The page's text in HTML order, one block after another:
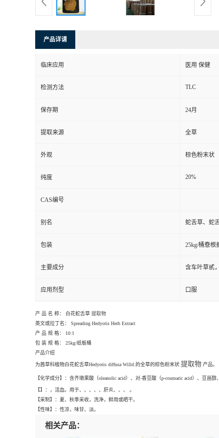
产品详请
临床应用 医用 保健
检测方法 TLC
保存期 24月
提取来源 全草
外观 棕色粉末状
纯度 20%
CAS编号
别名 蛇舌草、蛇
包装 25kg/桶憃根
主要成分 含车叶草甙
应用剂型 口服
产 品 名 称： 白花蛇舌草 提取物
英文或拉丁名： Spreading Hedyotis Herb Extract
产 品 规 格： 10:1
包 装 规 格： 25kg/纸板桶
产品介绍
为茜草科植物白花蛇舌草Hedyotis diffusa Willd.的全草的棕色粉末状 提取物 产品。
【化学成分】：含齐墩果酸（oleanolic acid）、对-香豆酸（p-coumaric acid）、豆甾
【】：，活血。用于、、、、、肝炎、、、 。
【采制】：夏、秋季采收，洗净，鲜用或晒干。
【性味】：性凉，味甘、淡。
相关产品：